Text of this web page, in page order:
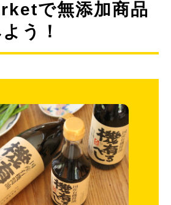
で無添加商品
う！